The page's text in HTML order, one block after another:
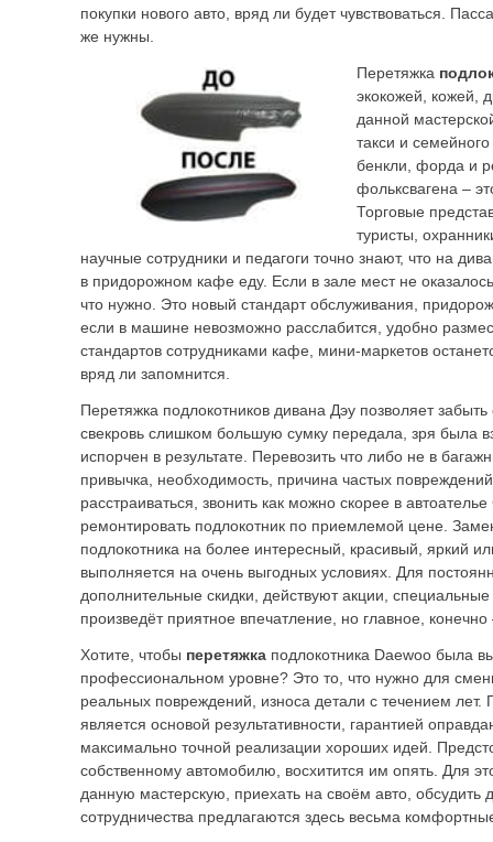
покупки нового авто, вряд ли будет чувствоваться.
же нужны.
Перетяжка
экокожей, кожей,
данной
такси и
бенкли, форда и
фольксвагена –
Торговые
туристы,
научные сотрудники и педагоги точно знают, что на
в придорожном кафе еду. Если в зале мест не
что нужно. Это новый стандарт обслуживания,
если в машине невозможно расслабится, удобно
стандартов сотрудниками кафе, мини-маркетов
вряд ли запомнится.
Перетяжка подлокотников дивана Дэу позволяет
свекровь слишком большую сумку передала, зря была
испорчен в результате. Перевозить что либо не в
привычка, необходимость, причина частых
расстраиваться, звонить как можно скорее в
ремонтировать подлокотник по приемлемой цене.
подлокотника на более интересный, красивый, яркий
выполняется на очень выгодных условиях. Для
дополнительные скидки, действуют акции,
произведёт приятное впечатление, но главное, конечно
Хотите, чтобы перетяжка подлокотника Daewoo была
профессиональном уровне? Это то, что нужно для
реальных повреждений, износа детали с течением
является основой результативности, гарантией
максимально точной реализации хороших идей.
собственному автомобилю, восхитится им опять. Для
данную мастерскую, приехать на своём авто, обсудить
сотрудничества предлагаются здесь весьма